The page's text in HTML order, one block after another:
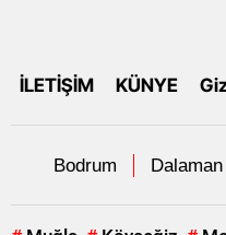
İLETİŞİM KÜNYE
Bodrum Dalaman